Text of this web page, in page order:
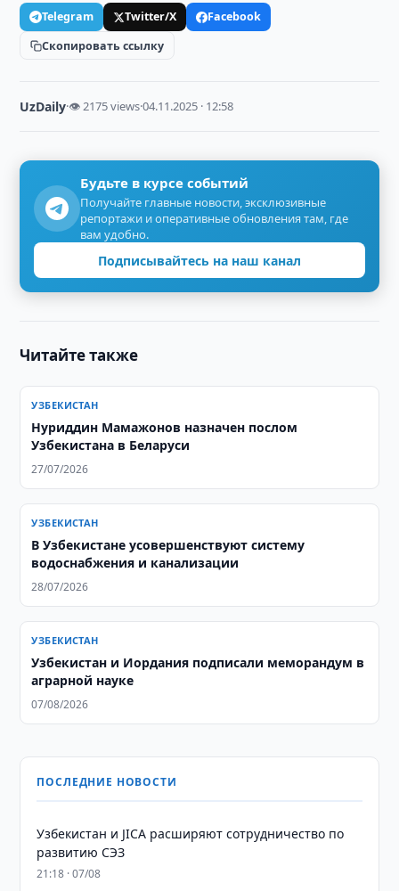
Telegram Twitter/X
Facebook
Скопировать ссылку
UzDaily·👁 2175 views·04.11.2025 · 12:58
Будьте в курсе событий
Получайте главные новости, эксклюзивные
репортажи и оперативные обновления там, где
вам удобно.
Подписывайтесь на наш канал
Читайте также
УЗБЕКИСТАН
Нуриддин Мамажонов назначен послом
Узбекистана в Беларуси
27/07/2026
УЗБЕКИСТАН
В Узбекистане усовершенствуют систему
водоснабжения и канализации
28/07/2026
УЗБЕКИСТАН
Узбекистан и Иордания подписали меморандум в
аграрной науке
07/08/2026
ПОСЛЕДНИЕ НОВОСТИ
Узбекистан и JICA расширяют сотрудничество по
развитию СЭЗ
21:18 · 07/08